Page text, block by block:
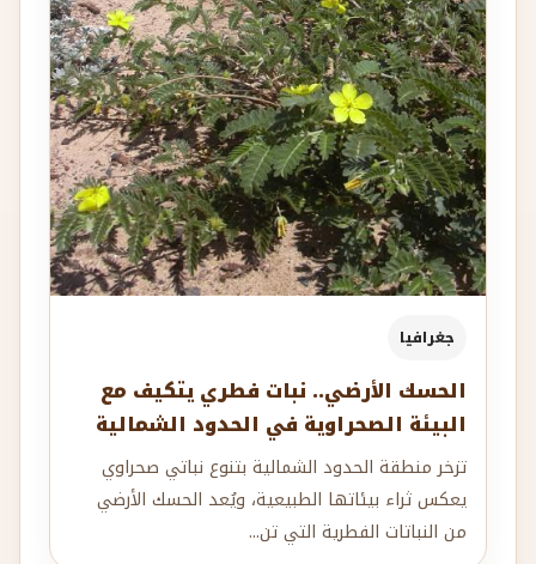
جغرافيا
الحسك الأرضي.. نبات فطري يتكيف مع
البيئة الصحراوية في الحدود الشمالية
تزخر منطقة الحدود الشمالية بتنوع نباتي صحراوي
يعكس ثراء بيئاتها الطبيعية، ويُعد الحسك الأرضي
من النباتات الفطرية التي تن...